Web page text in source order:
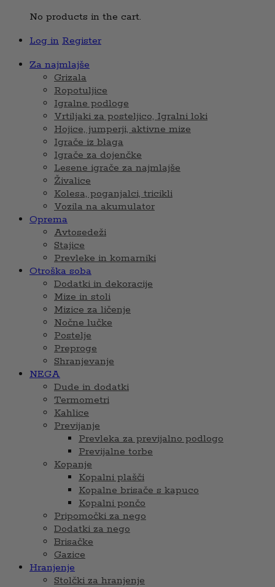
No products in the cart.
Log in Register
Za najmlajše
Grizala
Ropotuljice
Igralne podloge
Vrtiljaki za posteljico, Igralni loki
Hojice, jumperji, aktivne mize
Igrače iz blaga
Igrače za dojenčke
Lesene igrače za najmlajše
Živalice
Kolesa, poganjalci, tricikli
Vozila na akumulator
Oprema
Avtosedeži
Stajice
Prevleke in komarniki
Otroška soba
Dodatki in dekoracije
Mize in stoli
Mizice za ličenje
Nočne lučke
Postelje
Preproge
Shranjevanje
NEGA
Dude in dodatki
Termometri
Kahlice
Previjanje
Prevleka za previjalno podlogo
Previjalne torbe
Kopanje
Kopalni plašči
Kopalne brisače s kapuco
Kopalni pončo
Pripomočki za nego
Dodatki za nego
Brisačke
Gazice
Hranjenje
Stolčki za hranjenje